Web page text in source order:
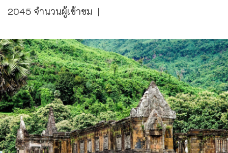
2045 จำนวนผู้เข้าชม |